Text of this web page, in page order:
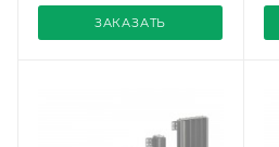
ЗАКАЗАТЬ